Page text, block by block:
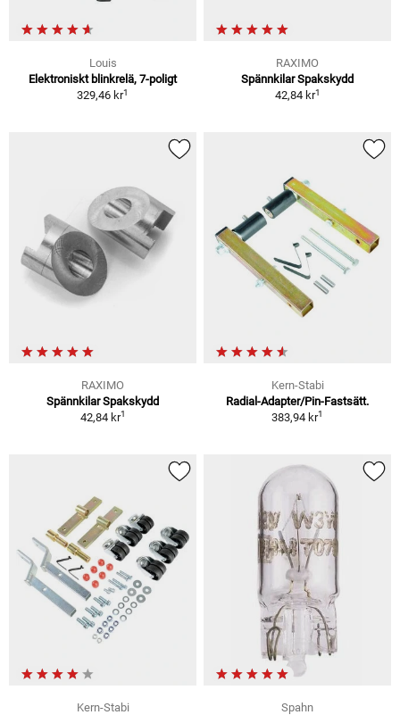
Louis
Elektroniskt blinkrelä, 7-poligt
329,46 kr1
RAXIMO
Spännkilar Spakskydd
42,84 kr1
RAXIMO
Spännkilar Spakskydd
42,84 kr1
Kern-Stabi
Radial-Adapter/Pin-Fastsätt.
383,94 kr1
Kern-Stabi
Spahn